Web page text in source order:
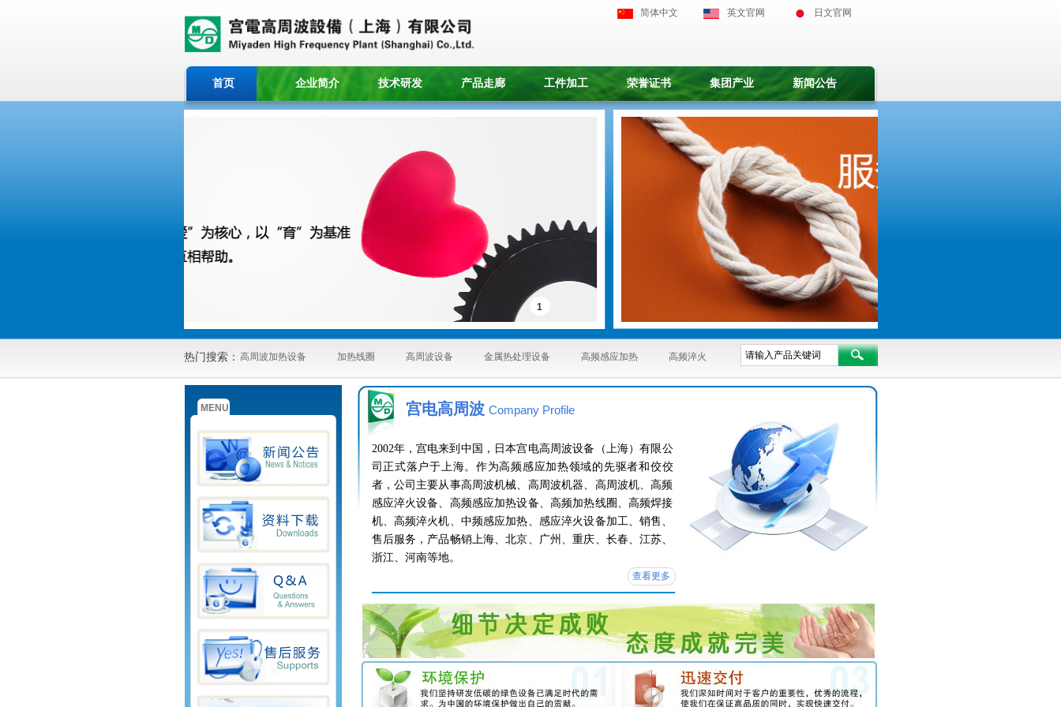
简体中文 英文官网 日文官网
热门搜索： 高周波加热设备 加热线圈 高周波设备 金属热处理设备 高频感应加热 高频淬火
首页 企业简介 技术研发 产品走廊 工件加工 荣誉证书 集团产业 新闻公告
MENU 宫电高周波 Company Profile
2002年，宫电来到中国，日本宫电高周波设备（上海）有限公
司正式落户于上海。作为高频感应加热领域的先驱者和佼佼
者，公司主要从事高周波机械、高周波机器、高周波机、高频
感应淬火设备、高频感应加热设备、高频加热线圈、高频焊接
机、高频淬火机、中频感应加热、感应淬火设备加工、销售、
售后服务，产品畅销上海、北京、广州、重庆、长春、江苏、
浙江、河南等地。
查看更多